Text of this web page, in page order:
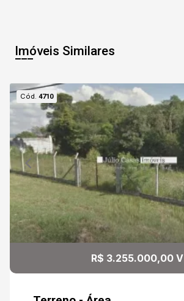
Imóveis Similares
Cód.4710
R$ 3.255.000,00 V